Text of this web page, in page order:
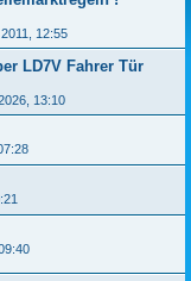
12:55
LD7V Fahrer Tür
13:10